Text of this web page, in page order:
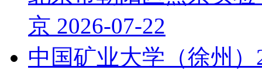
京 2026-07-22
中国矿业大学（徐州